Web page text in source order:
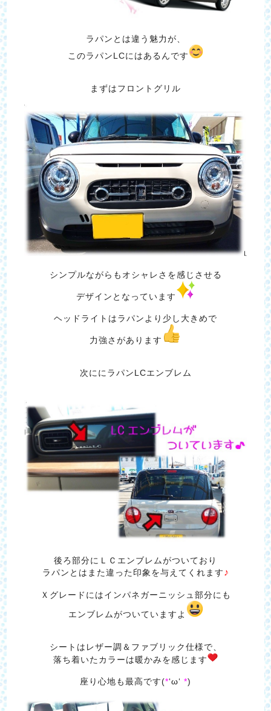
ラパンとは違う魅力が、
このラパンLCにはあるんです
まずはフロントグリル
シンプルながらもオシャレさを感じさせる
デザインとなっています
ヘッドライトはラパンより少し大きめで
力強さがあります
次ににラパンLCエンブレム
後ろ部分にＬＣエンブレムがついており
ラパンとはまた違った印象を与えてくれます♪
Ｘグレードにはインパネガーニッシュ部分にも
エンブレムがついていますよ
シートはレザー調＆ファブリック仕様で、
落ち着いたカラーは暖かみを感じます
座り心地も最高です(*‘ω‘ *)